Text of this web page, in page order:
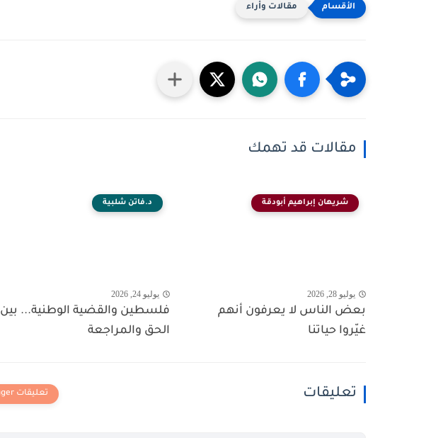
مقالات وأراء
مقالات قد تهمك
شريهان إبراهيم أبودقة
يوليو 28, 2026
بعض الناس لا يعرفون أنهم
غيّروا حياتنا
د.فاتن شلبية
يوليو 24, 2026
فلسطين والقضية الوطنية... بين
الحق والمراجعة
تعليقات